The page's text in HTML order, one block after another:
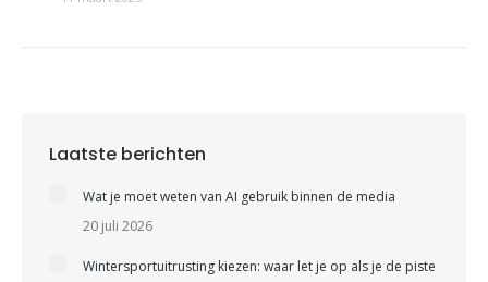
Laatste berichten
Wat je moet weten van AI gebruik binnen de media
20 juli 2026
Wintersportuitrusting kiezen: waar let je op als je de piste